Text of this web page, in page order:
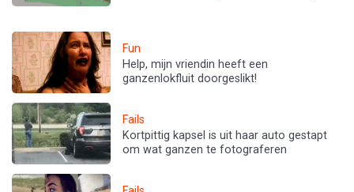
Fun
Help, mijn vriendin heeft een
ganzenlokfluit doorgeslikt!
Fails
Kortpittig kapsel is uit haar auto gestapt
om wat ganzen te fotograferen